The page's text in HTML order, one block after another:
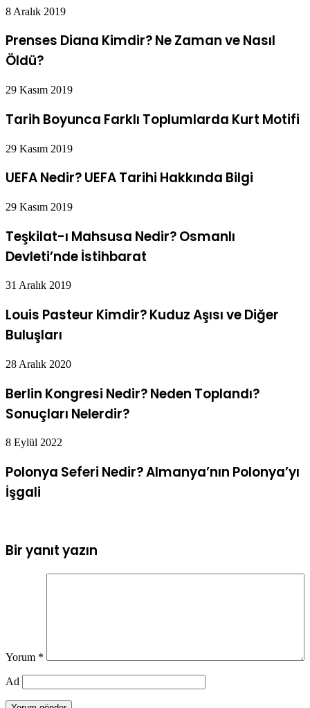
8 Aralık 2019
Prenses Diana Kimdir? Ne Zaman ve Nasıl
Öldü?
29 Kasım 2019
Tarih Boyunca Farklı Toplumlarda Kurt Motifi
29 Kasım 2019
UEFA Nedir? UEFA Tarihi Hakkında Bilgi
29 Kasım 2019
Teşkilat-ı Mahsusa Nedir? Osmanlı
Devleti’nde İstihbarat
31 Aralık 2019
Louis Pasteur Kimdir? Kuduz Aşısı ve Diğer
Buluşları
28 Aralık 2020
Berlin Kongresi Nedir? Neden Toplandı?
Sonuçları Nelerdir?
8 Eylül 2022
Polonya Seferi Nedir? Almanya’nın Polonya’yı
İşgali
Bir yanıt yazın
Yorum *
Ad